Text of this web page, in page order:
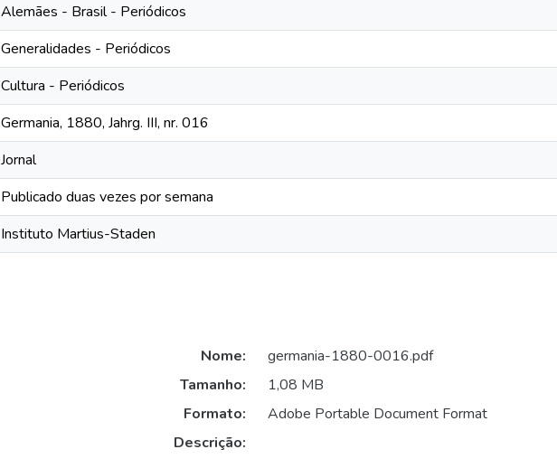
Alemães - Brasil - Periódicos
Generalidades - Periódicos
Cultura - Periódicos
Germania, 1880, Jahrg. III, nr. 016
Jornal
Publicado duas vezes por semana
Instituto Martius-Staden
Nome:
germania-1880-0016.pdf
Tamanho:
1,08 MB
Formato:
Adobe Portable Document Format
Descrição: